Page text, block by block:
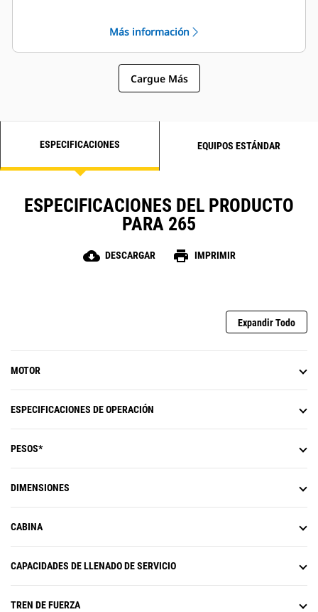
Más información
Cargue Más
ESPECIFICACIONES EQUIPOS ESTÁNDAR
ESPECIFICACIONES DEL PRODUCTO
PARA 265
cloud_download DESCARGAR print IMPRIMIR
Expandir Todo
MOTOR
ESPECIFICACIONES DE OPERACIÓN
PESOS*
DIMENSIONES
CABINA
CAPACIDADES DE LLENADO DE SERVICIO
TREN DE FUERZA